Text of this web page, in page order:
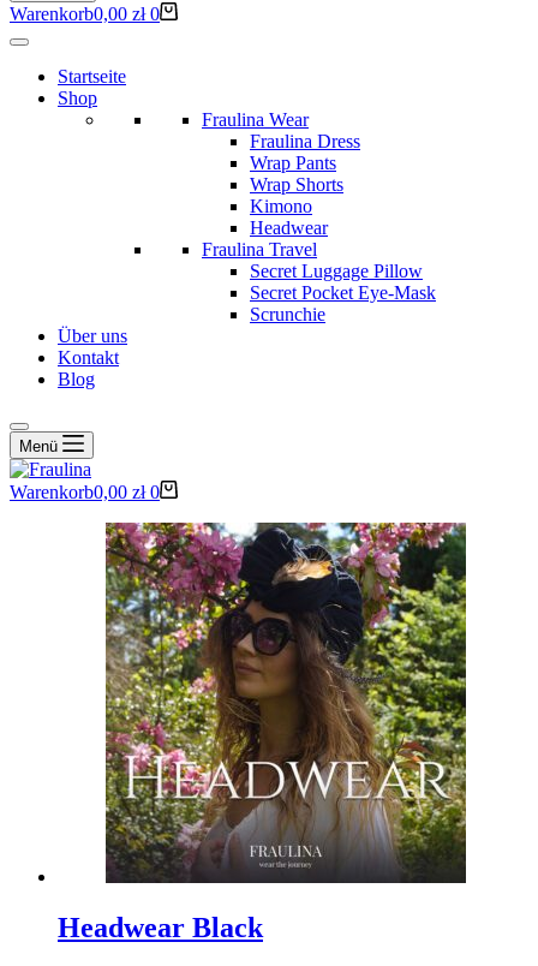
Warenkorb0,00 zł 0
Startseite
Shop
Fraulina Wear
Fraulina Dress
Wrap Pants
Wrap Shorts
Kimono
Headwear
Fraulina Travel
Secret Luggage Pillow
Secret Pocket Eye-Mask
Scrunchie
Über uns
Kontakt
Blog
Menü
Warenkorb0,00 zł 0
Headwear Black